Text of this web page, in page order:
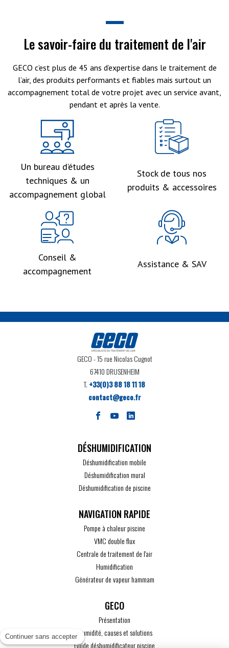
Continuer sans accepter
Le savoir-faire du traitement de l'air
GECO c’est plus de 45 ans d’expertise dans le traitement de
l’air, des produits performants et fiables mais surtout un
accompagnement total de votre projet avec un service avant,
pendant et après la vente.
Un bureau d’études
techniques & un
accompagnement global
Stock de tous nos
produits & accessoires
Conseil &
accompagnement
Assistance & SAV
GECO- 15 rue Nicolas Cugnot
67410 DRUSENHEIM
T. +33(0)3 88 18 11 18
contact@geco.fr
DÉSHUMIDIFICATION
Déshumidification mobile
Déshumidification mural
Déshumidification de piscine
Pompe à chaleur piscine
VMC double flux
Centrale de traitement de l'air
Humidification
Générateur de vapeur hammam
GECO
Présentation
L'humidité, causes et solutions
Guide déshumidificateur piscine